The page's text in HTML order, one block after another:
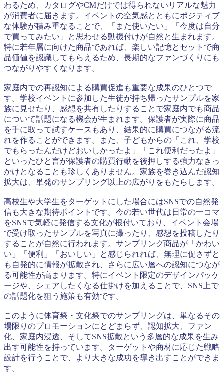
わるため、カタログやCMだけでは得られないリアルな魅力
が消費者に届きます。イベントの空気感とともにポジティブ
な体験が積み重なることで、「また使いたい」「今度は自分
で買ってみたい」と思わせる動機付けが自然と生まれます。
特に若年層に向けた商品であれば、楽しい記憶とセットで商
品価値を認識してもらえるため、長期的なファンづくりにも
つながりやすくなります。
家庭内での再認知による購買促進も重要な成果のひとつで
す。学校イベントに参加した生徒が持ち帰ったサンプルを家
族に見せたり、感想を共有したりすることで家庭内でも商品
について話題になる機会が生まれます。保護者が実際に商品
を手に取って試すケースもあり、結果的に購買につながる流
れを作ることができます。また、子どもからの「これ、学校
でもらったんだけどおいしかったよ」「これ便利だったよ」
といったひと言が保護者の購買行動を後押しする強力なきっ
かけとなることも珍しくありません。家族を巻き込んだ認知
拡大は、単発のサンプリング以上の広がりをもたらします。
高校生や大学生をターゲットにした場合にはSNSでの自然発
信も大きな期待ポイントです。今の若い世代は日常の一コマ
をSNSで気軽に発信する文化が根付いており、イベント会場
で受け取ったサンプルを写真に撮ったり、感想を投稿したり
することが自然に行われます。サンプリング商品が「かわい
い」「便利」「おいしい」と感じられれば、無理に促さずと
も自発的に情報が拡散され、さらに広い層への認知につなが
る可能性が高まります。特にイベント限定のデザインパッケ
ージや、シェアしたくなる仕掛けを加えることで、SNS上で
の話題化を狙う施策も有効です。
このように体育祭・文化祭でのサンプリングは、単なるその
場限りのプロモーションにとどまらず、認知拡大、ファン
化、家庭内浸透、そしてSNS拡散という多層的な成果を生み
出す可能性を持っています。ターゲットや商材に応じた戦略
設計を行うことで、より大きな成功を導き出すことができま
す。